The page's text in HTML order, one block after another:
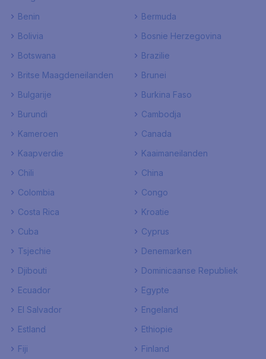
Benin
Bermuda
Bolivia
Bosnie Herzegovina
Botswana
Brazilie
Britse Maagdeneilanden
Brunei
Bulgarije
Burkina Faso
Burundi
Cambodja
Kameroen
Canada
Kaapverdie
Kaaimaneilanden
Chili
China
Colombia
Congo
Costa Rica
Kroatie
Cuba
Cyprus
Tsjechie
Denemarken
Djibouti
Dominicaanse Republiek
Ecuador
Egypte
El Salvador
Engeland
Estland
Ethiopie
Fiji
Finland